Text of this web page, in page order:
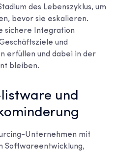
des Lebenszyklus, um
bevor sie eskalieren.
sichere Integration
und
erfüllen und dabei in der
bleiben.
und
Unternehmen mit
Softwareentwicklung,